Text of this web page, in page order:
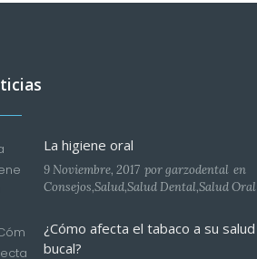
La higiene oral
9 Noviembre, 2017 porgarzodental en
Consejos,Salud,Salud Dental,Salud Oral
¿Cómo afecta el tabaco a su salud
bucal?